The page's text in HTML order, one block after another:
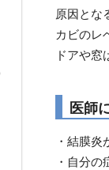
原因とな
カビのレ
ドアや窓
医師
・結膜
・自分の